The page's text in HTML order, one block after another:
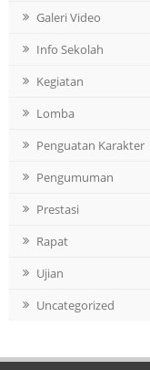
Galeri Video
Info Sekolah
Kegiatan
Lomba
Penguatan Karakter
Pengumuman
Prestasi
Rapat
Ujian
Uncategorized